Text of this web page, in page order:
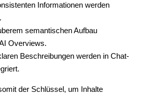
Informationen werden
semantischen Aufbau
Overviews.
Beschreibungen werden in Chat-
der Schlüssel, um Inhalte